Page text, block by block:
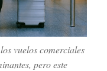
vuelos comerciales
pero este